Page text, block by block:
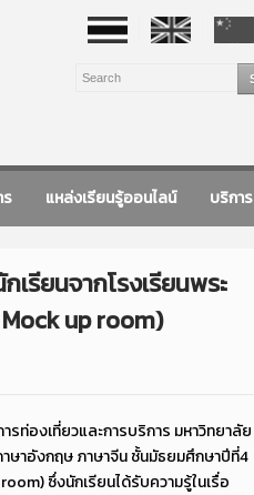
ร แหล่งเรียนรู้ออนไลน์ บริการ
รียนจากโรงเรียนพระ
up room)
ท่องเที่ยวและการบริการ มหาวิทยาลัย
ษาอังกฤษ ภาษาจีน ชั้นมัธยมศึกษาปีที่4
ซึ่งนักเรียนได้รับความรู้ในเรื่อ